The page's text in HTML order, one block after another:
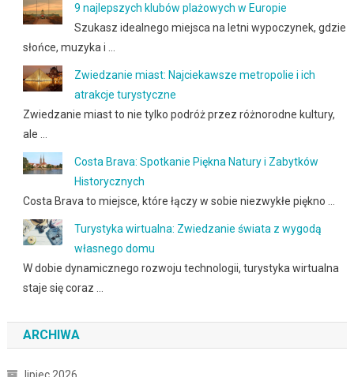
9 najlepszych klubów plażowych w Europie
Szukasz idealnego miejsca na letni wypoczynek, gdzie
słońce, muzyka i …
Zwiedzanie miast: Najciekawsze metropolie i ich
atrakcje turystyczne
Zwiedzanie miast to nie tylko podróż przez różnorodne kultury,
ale …
Costa Brava: Spotkanie Piękna Natury i Zabytków
Historycznych
Costa Brava to miejsce, które łączy w sobie niezwykłe piękno …
Turystyka wirtualna: Zwiedzanie świata z wygodą
własnego domu
W dobie dynamicznego rozwoju technologii, turystyka wirtualna
staje się coraz …
ARCHIWA
lipiec 2026